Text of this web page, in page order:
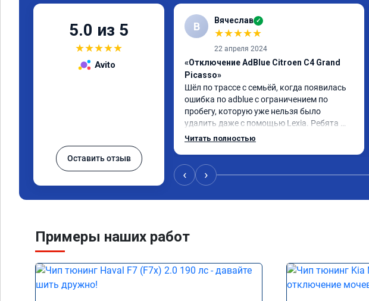
5.0 из 5
★★★★★
Avito
Оставить отзыв
В Вячеслав ✓
★★★★★
22 апреля 2024
«Отключение AdBlue Citroen C4 Grand
Picasso»
Шёл по трассе с семьёй, когда появилась
ошибка по adblue с ограничением по
пробегу, которую уже нельзя было
удалить даже с помощью Lexia. Ребята
пошли навстречу, оперативно приняли и
Читать полностью
‹ ›
Примеры наших работ